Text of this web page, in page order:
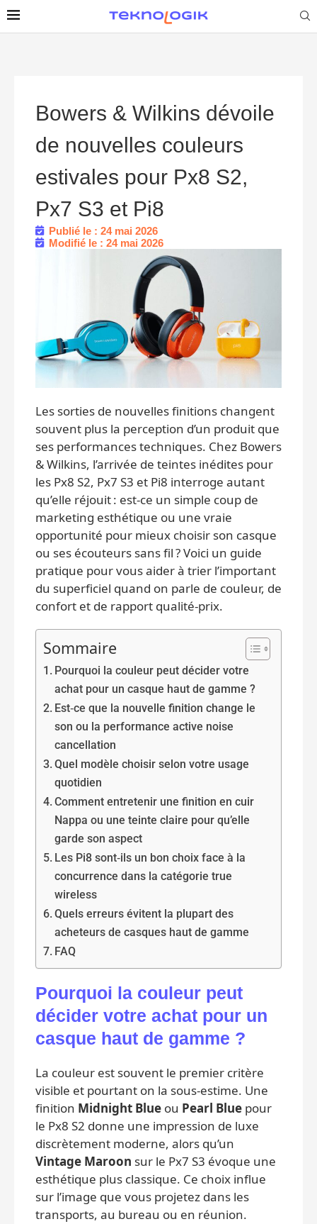
Bowers & Wilkins dévoile
de nouvelles couleurs
estivales pour Px8 S2,
Px7 S3 et Pi8
Publié le : 24 mai 2026
Modifié le : 24 mai 2026
Les sorties de nouvelles finitions changent
souvent plus la perception d’un produit que
ses performances techniques. Chez Bowers
& Wilkins, l’arrivée de teintes inédites pour
les Px8 S2, Px7 S3 et Pi8 interroge autant
qu’elle réjouit : est‑ce un simple coup de
marketing esthétique ou une vraie
opportunité pour mieux choisir son casque
ou ses écouteurs sans fil ? Voici un guide
pratique pour vous aider à trier l’important
du superficiel quand on parle de couleur, de
confort et de rapport qualité‑prix.
Sommaire
Pourquoi la couleur peut décider votre
achat pour un casque haut de gamme ?
Est‑ce que la nouvelle finition change le
son ou la performance active noise
cancellation
Quel modèle choisir selon votre usage
quotidien
Comment entretenir une finition en cuir
Nappa ou une teinte claire pour qu’elle
garde son aspect
Les Pi8 sont‑ils un bon choix face à la
concurrence dans la catégorie true
wireless
Quels erreurs évitent la plupart des
acheteurs de casques haut de gamme
FAQ
Pourquoi la couleur peut
décider votre achat pour un
casque haut de gamme ?
La couleur est souvent le premier critère
visible et pourtant on la sous‑estime. Une
finition Midnight Blue ou Pearl Blue pour
le Px8 S2 donne une impression de luxe
discrètement moderne, alors qu’un
Vintage Maroon sur le Px7 S3 évoque une
esthétique plus classique. Ce choix influe
sur l’image que vous projetez dans les
transports, au bureau ou en réunion.